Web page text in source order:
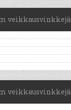
veikkausvinkkejä
veikkausvinkkejä